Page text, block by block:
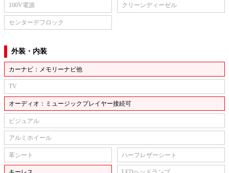
100V電源 クリーンディーゼル
センターデフロック
外装・内装
カーナビ：メモリーナビ他
TV
オーディオ：ミュージックプレイヤー接続可
ビジュアル
アルミホイール
革シート ハーフレザーシート